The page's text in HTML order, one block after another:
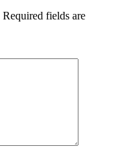
Required fields are